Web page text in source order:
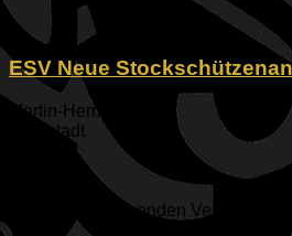
ESV Neue
Martin-Hemm-Straße
Ingolstadt
Keine bevorstehenden